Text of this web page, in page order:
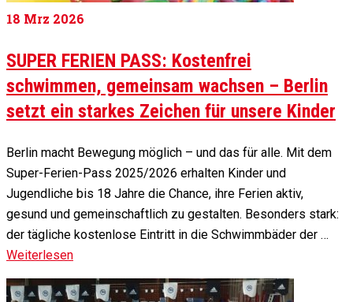
18 Mrz 2026
SUPER FERIEN PASS: Kostenfrei
schwimmen, gemeinsam wachsen – Berlin
setzt ein starkes Zeichen für unsere Kinder
Berlin macht Bewegung möglich – und das für alle. Mit dem
Super-Ferien-Pass 2025/2026 erhalten Kinder und
Jugendliche bis 18 Jahre die Chance, ihre Ferien aktiv,
gesund und gemeinschaftlich zu gestalten. Besonders stark:
der tägliche kostenlose Eintritt in die Schwimmbäder der …
Weiterlesen